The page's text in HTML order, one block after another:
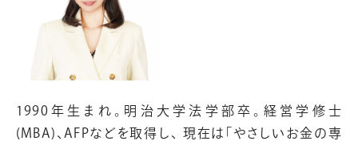
1990年生まれ。明治大学法学部卒。経営学修士
(MBA)、AFPなどを取得し、 現在は「やさしいお金の専